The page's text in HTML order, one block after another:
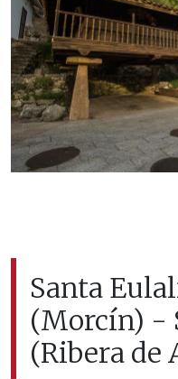
Santa
(Morcín) -
(Ribera de